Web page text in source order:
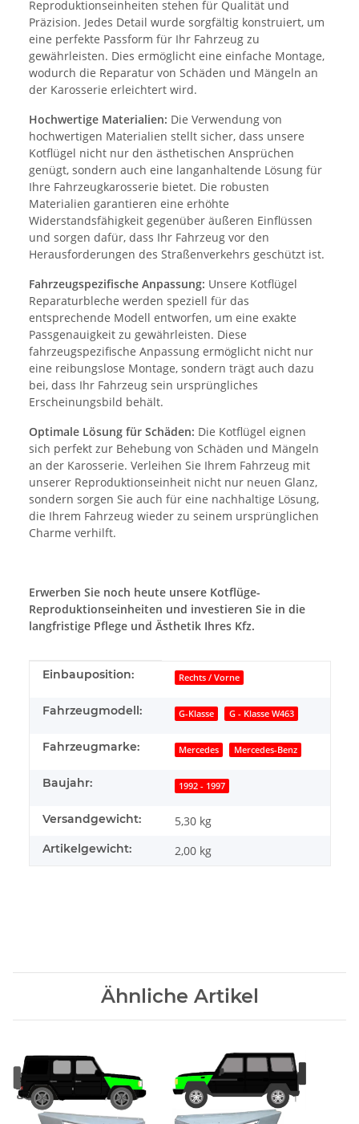
Reproduktionseinheiten stehen für Qualität und
Präzision. Jedes Detail wurde sorgfältig konstruiert, um
eine perfekte Passform für Ihr Fahrzeug zu
gewährleisten. Dies ermöglicht eine einfache Montage,
wodurch die Reparatur von Schäden und Mängeln an
der Karosserie erleichtert wird.
Hochwertige Materialien: Die Verwendung von
hochwertigen Materialien stellt sicher, dass unsere
Kotflügel nicht nur den ästhetischen Ansprüchen
genügt, sondern auch eine langanhaltende Lösung für
Ihre Fahrzeugkarosserie bietet. Die robusten
Materialien garantieren eine erhöhte
Widerstandsfähigkeit gegenüber äußeren Einflüssen
und sorgen dafür, dass Ihr Fahrzeug vor den
Herausforderungen des Straßenverkehrs geschützt ist.
Fahrzeugspezifische Anpassung: Unsere Kotflügel
Reparaturbleche werden speziell für das
entsprechende Modell entworfen, um eine exakte
Passgenauigkeit zu gewährleisten. Diese
fahrzeugspezifische Anpassung ermöglicht nicht nur
eine reibungslose Montage, sondern trägt auch dazu
bei, dass Ihr Fahrzeug sein ursprüngliches
Erscheinungsbild behält.
Optimale Lösung für Schäden: Die Kotflügel eignen
sich perfekt zur Behebung von Schäden und Mängeln
an der Karosserie. Verleihen Sie Ihrem Fahrzeug mit
unserer Reproduktionseinheit nicht nur neuen Glanz,
sondern sorgen Sie auch für eine nachhaltige Lösung,
die Ihrem Fahrzeug wieder zu seinem ursprünglichen
Charme verhilft.
Erwerben Sie noch heute unsere Kotflüge-
Reproduktionseinheiten und investieren Sie in die
langfristige Pflege und Ästhetik Ihres Kfz.
Produkteigenschaft
Wert
Einbauposition: Rechts / Vorne
Fahrzeugmodell: G-Klasse G - Klasse W463
Fahrzeugmarke: Mercedes Mercedes-Benz
Baujahr: 1992 - 1997
Versandgewicht: 5,30 kg
Artikelgewicht: 2,00 kg
Ähnliche Artikel